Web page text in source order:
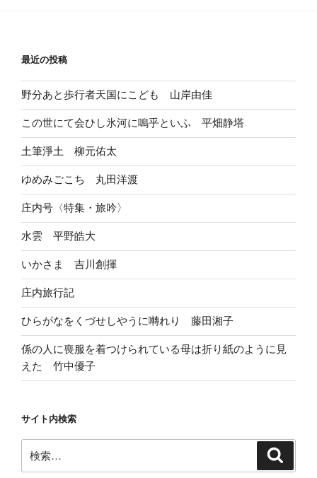
最近の投稿
野分あと歩行者天国にこども 山岸由佳
この世にて会ひし氷河に嗚乎といふ 平畑静塔
土筆淨土 柳元佑太
ゆめみごこち 丸田洋渡
庄内号〈特集・旅吟〉
水雲 平野皓大
いかさま 吉川創揮
庄内旅行記
ひらがなをくづせしやうに囀れり 藤田湘子
係の人に喪服を着つけられている母は折り紙のように見
えた 竹中優子
サイト内検索
索: